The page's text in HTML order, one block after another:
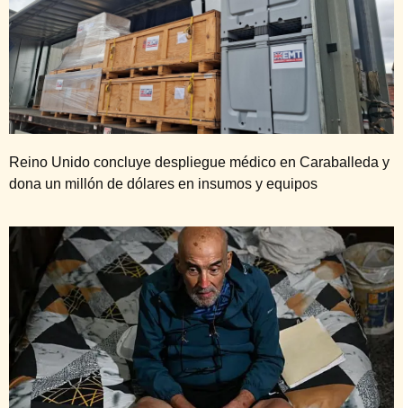
Reino Unido concluye despliegue médico en Caraballeda y
dona un millón de dólares en insumos y equipos